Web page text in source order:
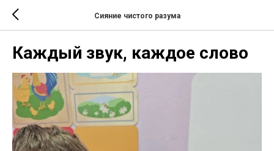
Сияние чистого разума
Каждый звук, каждое слово